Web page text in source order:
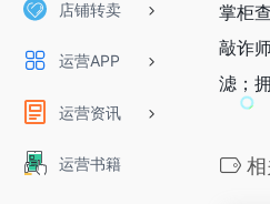
店铺转卖
运营APP
运营资讯
运营书籍
掌柜
敲诈
滤；